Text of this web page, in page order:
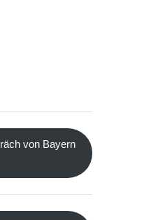
von Bayern